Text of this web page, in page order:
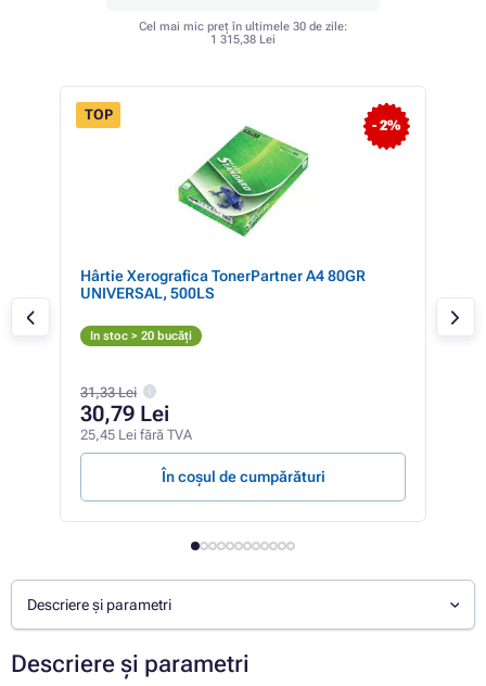
Cel mai mic preț în ultimele 30 de zile:
1 315,38 Lei
- 2%
TOP
Hârtie Xerografica TonerPartner A4 80GR
UNIVERSAL, 500LS
In stoc > 20 bucăți
31,33 Lei
30,79 Lei
25,45 Lei fără TVA
În coșul de cumpărături
Descriere și parametri
Descriere și parametri